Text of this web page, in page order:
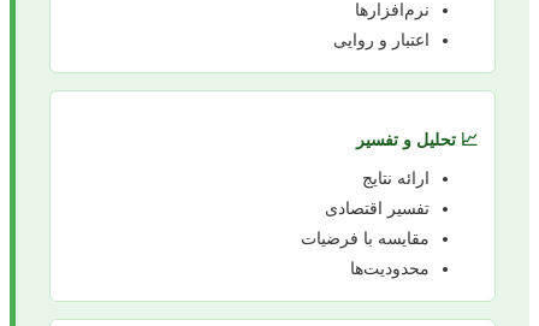
نرم‌افزارها
اعتبار و روایی
📈 تحلیل و تفسیر
ارائه نتایج
تفسیر اقتصادی
مقایسه با فرضیات
محدودیت‌ها